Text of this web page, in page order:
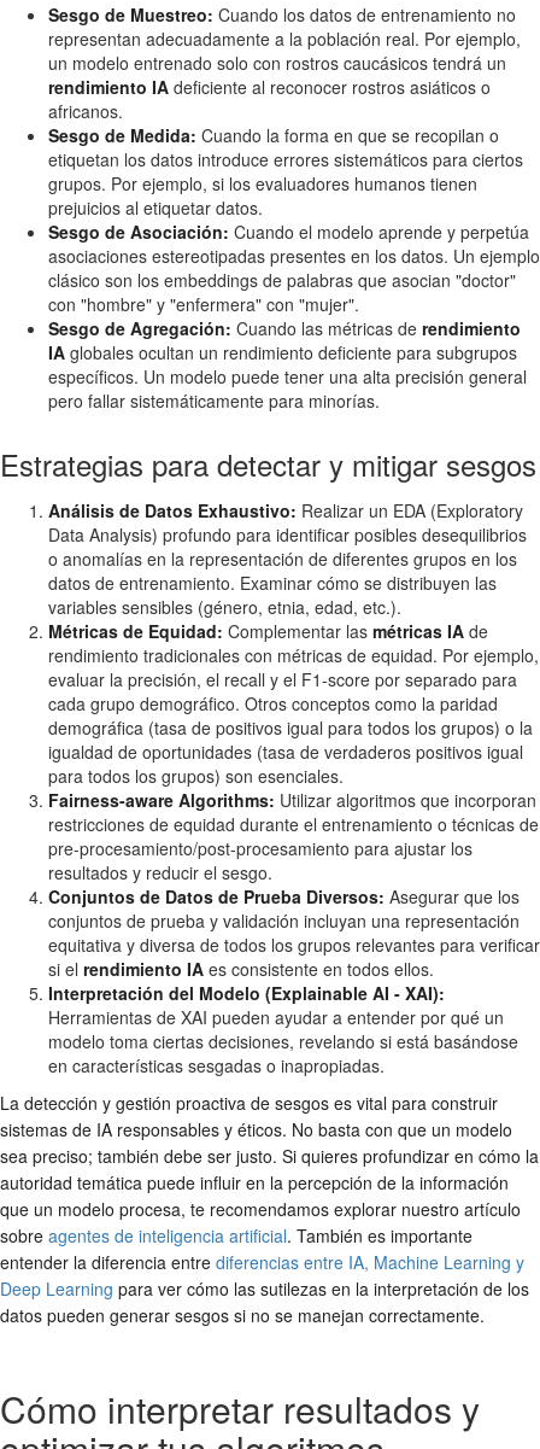
Sesgo de Muestreo: Cuando los datos de entrenamiento no
representan adecuadamente a la población real. Por ejemplo,
un modelo entrenado solo con rostros caucásicos tendrá un
rendimiento IA deficiente al reconocer rostros asiáticos o
africanos.
Sesgo de Medida: Cuando la forma en que se recopilan o
etiquetan los datos introduce errores sistemáticos para ciertos
grupos. Por ejemplo, si los evaluadores humanos tienen
prejuicios al etiquetar datos.
Sesgo de Asociación: Cuando el modelo aprende y perpetúa
asociaciones estereotipadas presentes en los datos. Un ejemplo
clásico son los embeddings de palabras que asocian "doctor"
con "hombre" y "enfermera" con "mujer".
Sesgo de Agregación: Cuando las métricas de rendimiento
IA globales ocultan un rendimiento deficiente para subgrupos
específicos. Un modelo puede tener una alta precisión general
pero fallar sistemáticamente para minorías.
Estrategias para detectar y mitigar sesgos
Análisis de Datos Exhaustivo: Realizar un EDA (Exploratory
Data Analysis) profundo para identificar posibles desequilibrios
o anomalías en la representación de diferentes grupos en los
datos de entrenamiento. Examinar cómo se distribuyen las
variables sensibles (género, etnia, edad, etc.).
Métricas de Equidad: Complementar las métricas IA de
rendimiento tradicionales con métricas de equidad. Por ejemplo,
evaluar la precisión, el recall y el F1-score por separado para
cada grupo demográfico. Otros conceptos como la paridad
demográfica (tasa de positivos igual para todos los grupos) o la
igualdad de oportunidades (tasa de verdaderos positivos igual
para todos los grupos) son esenciales.
Fairness-aware Algorithms: Utilizar algoritmos que incorporan
restricciones de equidad durante el entrenamiento o técnicas de
pre-procesamiento/post-procesamiento para ajustar los
resultados y reducir el sesgo.
Conjuntos de Datos de Prueba Diversos: Asegurar que los
conjuntos de prueba y validación incluyan una representación
equitativa y diversa de todos los grupos relevantes para verificar
si el rendimiento IA es consistente en todos ellos.
Interpretación del Modelo (Explainable AI - XAI):
Herramientas de XAI pueden ayudar a entender por qué un
modelo toma ciertas decisiones, revelando si está basándose
en características sesgadas o inapropiadas.
La detección y gestión proactiva de sesgos es vital para construir
sistemas de IA responsables y éticos. No basta con que un modelo
sea preciso; también debe ser justo. Si quieres profundizar en cómo la
autoridad temática puede influir en la percepción de la información
que un modelo procesa, te recomendamos explorar nuestro artículo
sobre agentes de inteligencia artificial. También es importante
entender la diferencia entre diferencias entre IA, Machine Learning y
Deep Learning para ver cómo las sutilezas en la interpretación de los
datos pueden generar sesgos si no se manejan correctamente.
Cómo interpretar resultados y